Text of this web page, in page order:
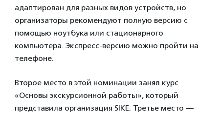
адаптирован для разных видов устройств, но
организаторы рекомендуют полную версию с
помощью ноутбука или стационарного
компьютера. Экспресс-версию можно пройти на
телефоне.
Второе место в этой номинации занял курс
«Основы экскурсионной работы», который
представила организация SIKE. Третье место —